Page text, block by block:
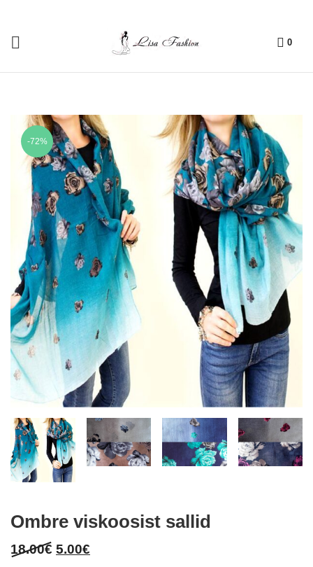
0
-72%
Ombre viskoosist sallid
18.00€ Original
5.00€